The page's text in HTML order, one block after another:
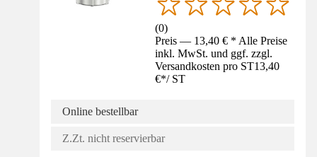
(0)
Preis — 13,40 € * Alle Preise
inkl. MwSt. und ggf. zzgl.
Versandkosten pro ST13,40
€*/ ST
Online bestellbar
Z.Zt. nicht reservierbar